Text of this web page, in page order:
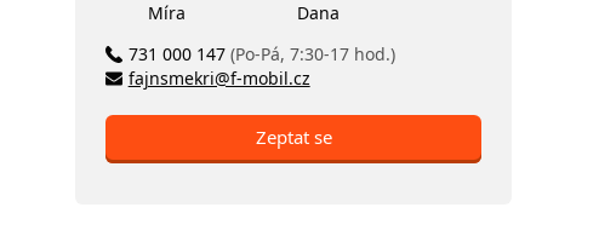
Míra
Dana
731 000 147 (Po-Pá, 7:30-17 hod.)
fajnsmekri@f-mobil.cz
Zeptat se